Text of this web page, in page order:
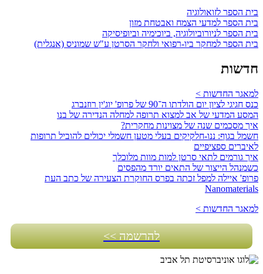
בית הספר לזואולוגיה
בית הספר למדעי הצמח ואבטחת מזון
בית הספר לניורוביולוגיה, ביוכימיה וביופיסיקה
בית הספר למחקר ביו-רפואי ולחקר הסרטן ע"ש שמוניס (אנגלית)
חדשות
למאגר החדשות >
כנס חגיגי לציון יום הולדתו ה־90 של פרופ' יוג'ין רוזנברג
המסע המדעי של אב למצוא תרופה למחלה הנדירה של בנו
איך מסכמים שנה של מצוינות מחקרית?
חשמל בגוף: ננו-חלקיקים בעלי מטען חשמלי יכולים להוביל תרופות
לאיברים ספציפיים
איך גורמים לתאי סרטן למות מוות מלוכלך
כשמנהל הייצור של התאים יורד מהפסים
פרופ' איילה למפל זכתה בפרס החוקרת הצעירה של כתב העת
Nanomaterials
למאגר החדשות >
להרשמה >>